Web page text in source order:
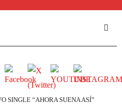
SINGLE “AHORA SUENA ASÍ”